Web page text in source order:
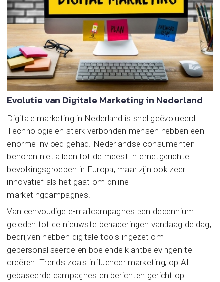
Evolutie van Digitale Marketing in Nederland
Digitale marketing in Nederland is snel geëvolueerd.
Technologie en sterk verbonden mensen hebben een
enorme invloed gehad. Nederlandse consumenten
behoren niet alleen tot de meest internetgerichte
bevolkingsgroepen in Europa, maar zijn ook zeer
innovatief als het gaat om online
marketingcampagnes.
Van eenvoudige e-mailcampagnes een decennium
geleden tot de nieuwste benaderingen vandaag de dag,
bedrijven hebben digitale tools ingezet om
gepersonaliseerde en boeiende klantbelevingen te
creëren. Trends zoals influencer marketing, op AI
gebaseerde campagnes en berichten gericht op